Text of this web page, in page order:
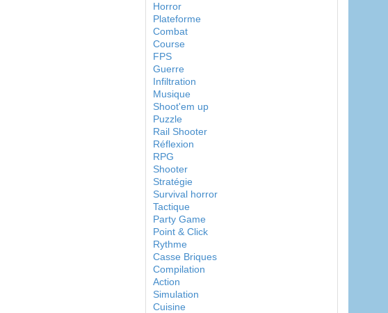
Horror
Plateforme
Combat
Course
FPS
Guerre
Infiltration
Musique
Shoot'em up
Puzzle
Rail Shooter
Réflexion
RPG
Shooter
Stratégie
Survival horror
Tactique
Party Game
Point & Click
Rythme
Casse Briques
Compilation
Action
Simulation
Cuisine